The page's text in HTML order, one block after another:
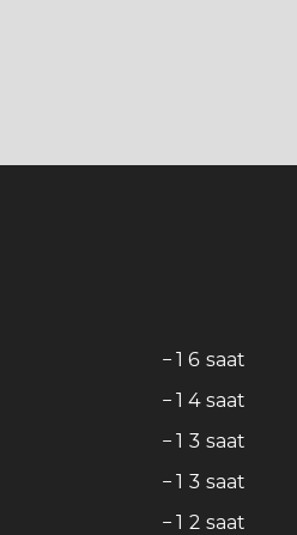
− 1 6 saat
− 1 4 saat
− 1 3 saat
− 1 3 saat
− 1 2 saat